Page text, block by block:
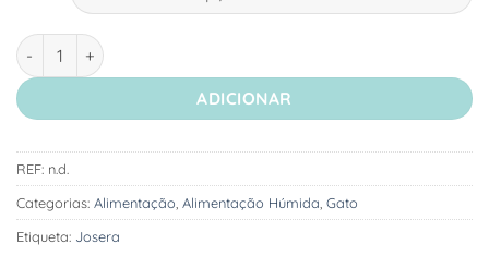
Quantidade de Josera Alimento em Patê para Gatinho -
ADICIONAR
REF: n.d.
Categorias: Alimentação Alimentação Húmida Gato
Etiqueta: Josera